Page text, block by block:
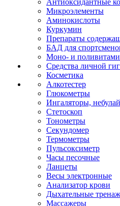
Антиоксидантные
Микроэлементы
Аминокислоты
Куркумин
Препараты
БАД для
Моно- и
Средства личной
Косметика
Алкотестер
Глюкометры
Ингаляторы,
Стетоскоп
Тонометры
Секундомер
Термометры
Пульсоксиметр
Часы песочные
Ланцеты
Весы электронные
Анализатор крови
Дыхательные
Массажеры